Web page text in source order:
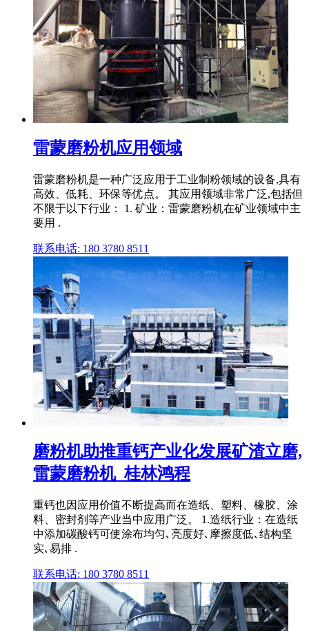
雷蒙磨粉机应用领域
雷蒙磨粉机是一种广泛应用于工业制粉领域的设备,具有
高效、低耗、环保等优点。 其应用领域非常广泛,包括但
不限于以下行业： 1. 矿业：雷蒙磨粉机在矿业领域中主
要用 .
联系电话: 180 3780 8511
磨粉机助推重钙产业化发展矿渣立磨,
雷蒙磨粉机_桂林鸿程
重钙也因应用价值不断提高而在造纸、塑料、橡胶、涂
料、密封剂等产业当中应用广泛。 1.造纸行业：在造纸
中添加碳酸钙可使涂布均匀､亮度好､摩擦度低､结构坚
实､易排 .
联系电话: 180 3780 8511